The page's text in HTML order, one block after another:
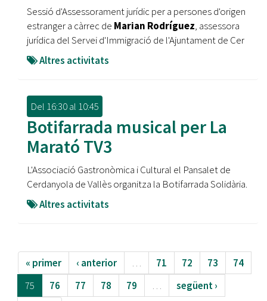
Sessió d'Assessorament jurídic per a persones d'origen
estranger a càrrec de Marian Rodríguez, assessora
jurídica del Servei d'Immigració de l'Ajuntament de Cer
Altres activitats
Del 16:30al 10:45
Botifarrada musical per La
Marató TV3
L'Associació Gastronòmica i Cultural el Pansalet de
Cerdanyola de Vallès organitza la Botifarrada Solidària.
Altres activitats
« primer ‹ anterior … 71 72 73
74
75
76 77 78 79 …
següent ›